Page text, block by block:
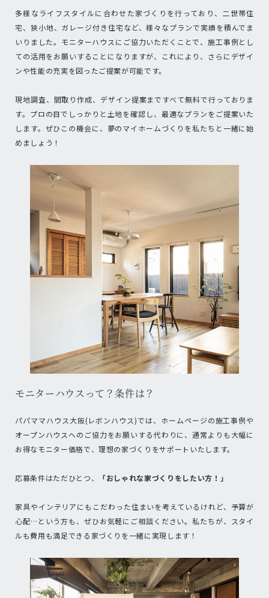
多様なライフスタイルに合わせた家づくりを行っており、二世帯住
宅、狭小地、ガレージ付き住宅など、様々なプランで実績を積んでま
いりました。モニターハウスにご協力いただくことで、施工事例とし
ての活用をお願いすることになりますが、これにより、さらにデザイ
ンや性能の充実を図ったご提案が可能です。
現地調査、間取り作成、デザイン提案まですべて無料で行っておりま
す。プロの目でしっかりと土地を確認し、最適なプランをご提案いた
します。ぜひこの機会に、夢のマイホームづくりを私たちと一緒に始
めましょう！
モニターハウスって？条件は？
パパママハウス大阪(レボンハウス)では、ホームページの施工事例や
オープンハウスへのご協力をお願いする代わりに、通常よりも大幅に
お得なモニター価格で、理想の家づくりをサポートいたします。
応募条件はただひとつ、 「おしゃれな家づくりをしたい方！」
家具やインテリアにもこだわった住まいを考えているけれど、予算が
心配…という方も、ぜひお気軽にご相談ください。私たちが、スタイ
ルも費用も満足できる家づくりを一緒に実現します！